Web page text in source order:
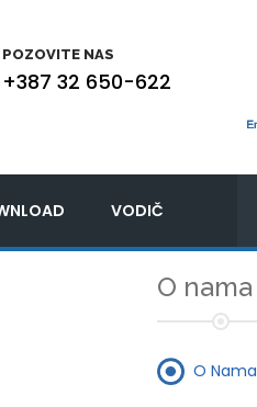
POZOVITE NAS
+387 32 650-622
VODIČ
O nama
O Nama